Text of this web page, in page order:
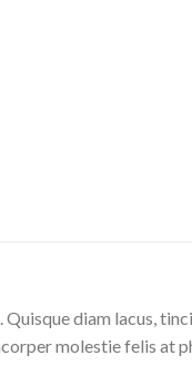
diam lacus,
molestie felis at